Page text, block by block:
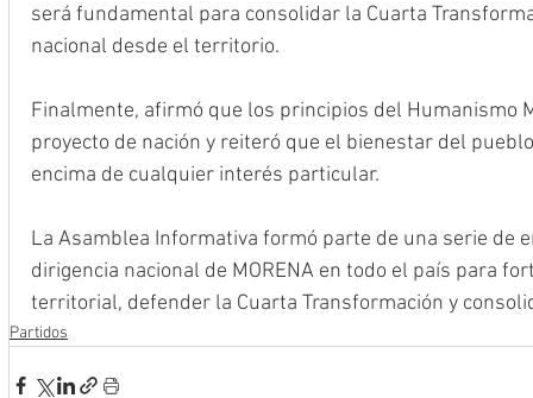
será fundamental para consolidar la Cuarta
nacional desde el territorio.
Finalmente, afirmó que los principios del Humanismo
proyecto de nación y reiteró que el bienestar del
encima de cualquier interés particular.
La Asamblea Informativa formó parte de una serie de
dirigencia nacional de MORENA en todo el país para
territorial, defender la Cuarta Transformación y
Partidos